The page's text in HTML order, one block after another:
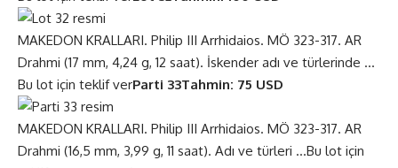
MAKEDON KRALLARI. Philip III Arrhidaios. MÖ 323-317. AR
Drahmi (17 mm, 4,24 g, 12 saat). İskender adı ve türlerinde …
Bu lot için teklif verParti 33Tahmin: 75 USD
MAKEDON KRALLARI. Philip III Arrhidaios. MÖ 323-317. AR
Drahmi (16,5 mm, 3,99 g, 11 saat). Adı ve türleri …Bu lot için